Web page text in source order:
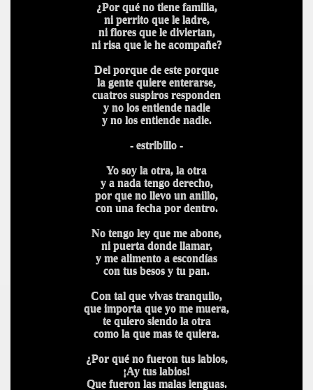
¿Por qué no tiene familia,
ni perrito que le ladre,
ni flores que le diviertan,
ni risa que le he acompañe?
Del porque de este porque
la gente quiere enterarse,
cuatros suspiros responden
y no los entiende nadie
y no los entiende nadie.
- estribillo -
Yo soy la otra, la otra
y a nada tengo derecho,
por que no llevo un anillo,
con una fecha por dentro.
No tengo ley que me abone,
ni puerta donde llamar,
y me alimento a escondías
con tus besos y tu pan.
Con tal que vivas tranquilo,
que importa que yo me muera,
te quiero siendo la otra
como la que mas te quiera.
¿Por qué no fueron tus labios,
¡Ay tus labios!
Que fueron las malas lenguas.